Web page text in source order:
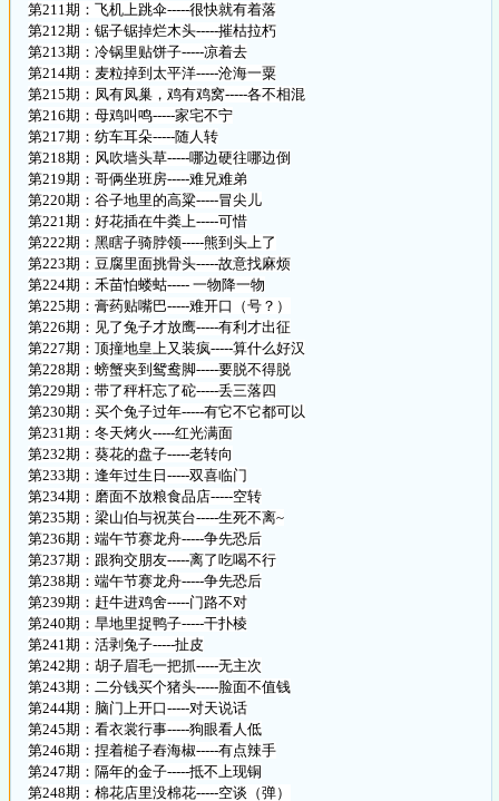
第211期：飞机上跳伞-----很快就有着落
第212期：锯子锯掉烂木头-----摧枯拉朽
第213期：冷锅里贴饼子-----凉着去
第214期：麦粒掉到太平洋-----沧海一粟
第215期：凤有凤巢，鸡有鸡窝-----各不相混
第216期：母鸡叫鸣-----家宅不宁
第217期：纺车耳朵-----随人转
第218期：风吹墙头草-----哪边硬往哪边倒
第219期：哥俩坐班房-----难兄难弟
第220期：谷子地里的高粱-----冒尖儿
第221期：好花插在牛粪上-----可惜
第222期：黑瞎子骑脖领-----熊到头上了
第223期：豆腐里面挑骨头-----故意找麻烦
第224期：禾苗怕蝼蛄----- 一物降一物
第225期：膏药贴嘴巴-----难开口（号？）
第226期：见了兔子才放鹰-----有利才出征
第227期：顶撞地皇上又装疯-----算什么好汉
第228期：螃蟹夹到鸳鸯脚-----要脱不得脱
第229期：带了秤杆忘了砣-----丢三落四
第230期：买个兔子过年-----有它不它都可以
第231期：冬天烤火-----红光满面
第232期：葵花的盘子-----老转向
第233期：逢年过生日-----双喜临门
第234期：磨面不放粮食品店-----空转
第235期：梁山伯与祝英台-----生死不离~
第236期：端午节赛龙舟-----争先恐后
第237期：跟狗交朋友-----离了吃喝不行
第238期：端午节赛龙舟-----争先恐后
第239期：赶牛进鸡舍-----门路不对
第240期：旱地里捉鸭子-----干扑棱
第241期：活剥兔子-----扯皮
第242期：胡子眉毛一把抓-----无主次
第243期：二分钱买个猪头-----脸面不值钱
第244期：脑门上开口-----对天说话
第245期：看衣裳行事-----狗眼看人低
第246期：捏着槌子舂海椒-----有点辣手
第247期：隔年的金子-----抵不上现铜
第248期：棉花店里没棉花-----空谈（弹）